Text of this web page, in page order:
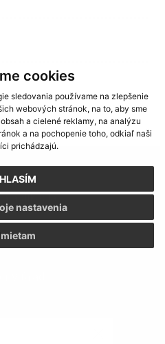
cookies
sledovania používame na zlepšenie
webových stránok, na to, aby sme
a cielené reklamy, na analýzu
a na pochopenie toho, odkiaľ naši
prichádzajú.
nastavenia
ďalšie
aplikácia